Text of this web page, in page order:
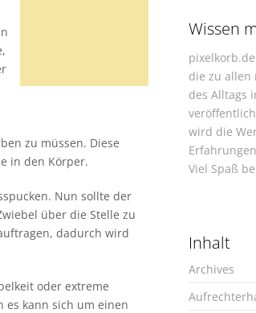
zu müssen. Diese
in den Körper.
Nun sollte der
über die Stelle zu
dadurch wird
oder extreme
es kann sich um einen
Wissen
die zu allen
des Alltags
wird die
Viel Spaß
Inhalt
Archives